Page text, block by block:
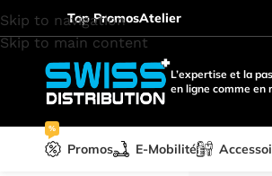
Skip to navigation
Skip to main content
Top PromosAtelier
L’expertise et la
en ligne comme en
Promos
%
E-Mobilité